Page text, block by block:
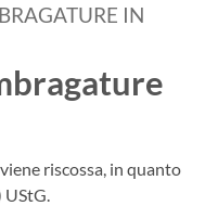
IN
riscossa, in quanto
UStG.